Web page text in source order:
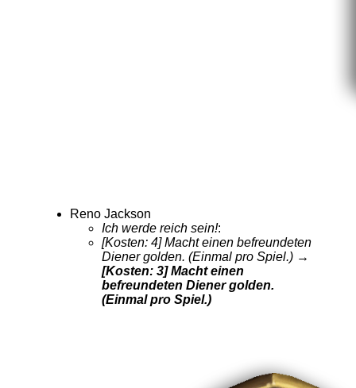
Reno Jackson
Ich werde reich sein!:
[Kosten: 4] Macht einen befreundeten
Diener golden. (Einmal pro Spiel.) →
[Kosten: 3] Macht einen
befreundeten Diener golden.
(Einmal pro Spiel.)